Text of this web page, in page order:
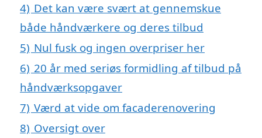
4) Det kan være svært at gennemskue
både håndværkere og deres tilbud
5) Nul fusk og ingen overpriser her
6) 20 år med seriøs formidling af tilbud på
håndværksopgaver
7) Værd at vide om facaderenovering
8) Oversigt over